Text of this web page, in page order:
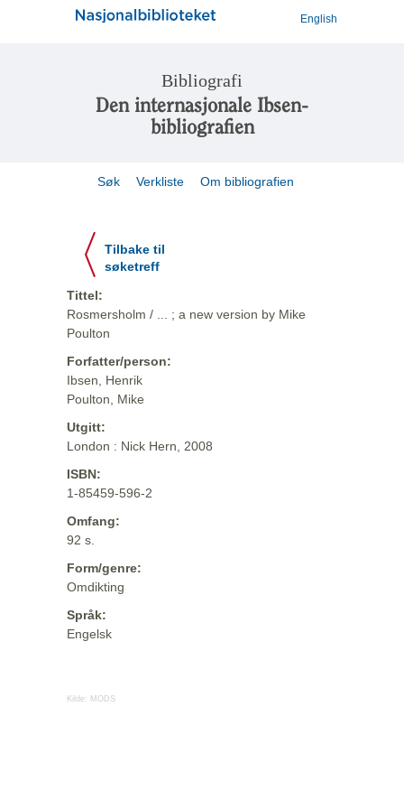
English
Bibliografi
Den internasjonale Ibsen-
bibliografien
Søk Verkliste Om bibliografien
Tilbake til
søketreff
Tittel:
Rosmersholm / ... ; a new version by Mike
Poulton
Forfatter/person:
Ibsen, Henrik
Poulton, Mike
Utgitt:
London : Nick Hern, 2008
ISBN:
1-85459-596-2
Omfang:
92 s.
Form/genre:
Omdikting
Språk:
Engelsk
Kilde: MODS